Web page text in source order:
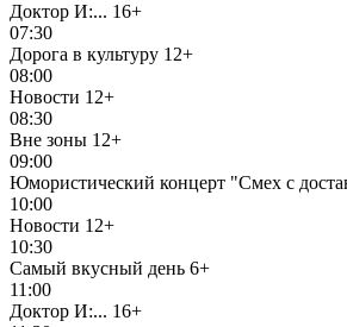
Доктор И:... 16+
07:30
Дорога в культуру 12+
08:00
Новости 12+
08:30
Вне зоны 12+
09:00
Юмористический концерт "Смех с
10:00
Новости 12+
10:30
Самый вкусный день 6+
11:00
Доктор И:... 16+